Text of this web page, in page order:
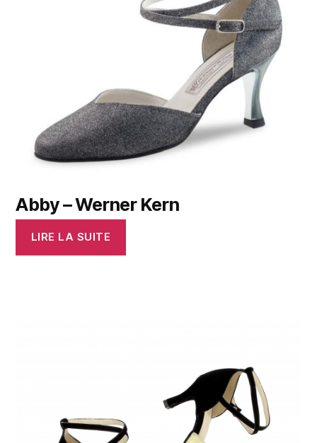
Abby – Werner Kern
LIRE LA SUITE